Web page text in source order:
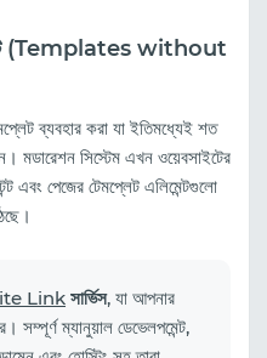
(Templates without
ব্যবহার করা যা ইতিমধ্যেই শত
মডারেশন সিস্টেম এখন ওয়েবসাইটের
পেজের টেমপ্লেট এলিমেন্টগুলো
Link সার্ভিস, যা আপনার
সম্পূর্ণ ম্যানুয়াল ডেভেলপমেন্ট,